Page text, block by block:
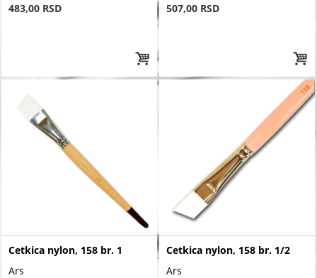
483,00 RSD
507,00 RSD
Cetkica nylon, 158 br. 1
Ars
Cetkica nylon, 158 br. 1/2
Ars